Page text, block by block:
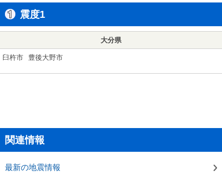
震度1
大分県
臼杵市 豊後大野市
関連情報
最新の地震情報